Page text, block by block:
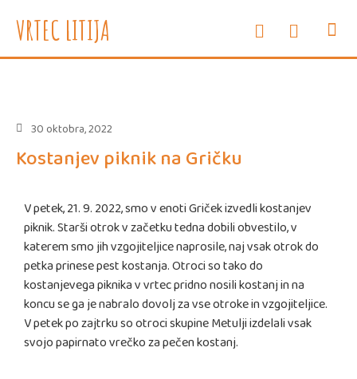
e-oglasne deske
VRTEC LITIJA
30 oktobra, 2022
Kostanjev piknik na Gričku
V petek, 21. 9. 2022, smo v enoti Griček izvedli kostanjev
piknik. Starši otrok v začetku tedna dobili obvestilo, v
katerem smo jih vzgojiteljice naprosile, naj vsak otrok do
petka prinese pest kostanja. Otroci so tako do
kostanjevega piknika v vrtec pridno nosili kostanj in na
koncu se ga je nabralo dovolj za vse otroke in vzgojiteljice.
V petek po zajtrku so otroci skupine Metulji izdelali vsak
svojo papirnato vrečko za pečen kostanj.